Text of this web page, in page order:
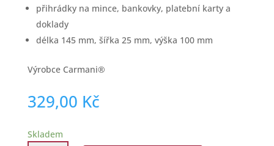
přihrádky na mince, bankovky, platební karty a
doklady
délka 145 mm, šířka 25 mm, výška 100 mm
Výrobce Carmani®
329,00 Kč
Skladem